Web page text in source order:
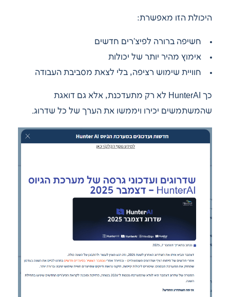
היכולת הזו מאפשרת:
חשיפה ברורה לפיצ’רים חדשים
אימוץ מהיר יותר של יכולות
חוויית שימוש רציפה, בלי לצאת מסביבת העבודה
כך HunterAI לא רק מתעדכנת, אלא גם דואגת
שהמשתמשים יכירו ויממשו את הערך של כל שדרוג.